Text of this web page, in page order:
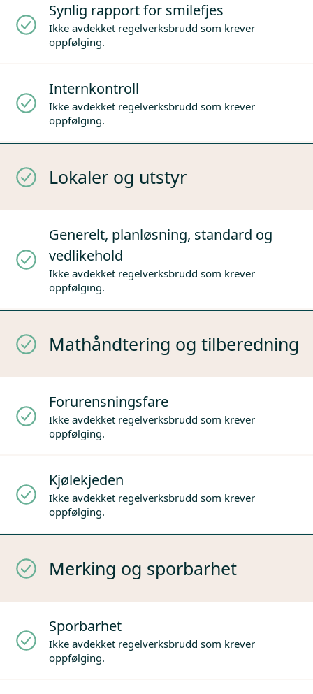
Synlig rapport for smilefjes
Ikke avdekket regelverksbrudd som krever
oppfølging.
Internkontroll
Ikke avdekket regelverksbrudd som krever
oppfølging.
Lokaler og utstyr
Generelt, planløsning, standard og
vedlikehold
Ikke avdekket regelverksbrudd som krever
oppfølging.
Mathåndtering og tilberedning
Forurensningsfare
Ikke avdekket regelverksbrudd som krever
oppfølging.
Kjølekjeden
Ikke avdekket regelverksbrudd som krever
oppfølging.
Merking og sporbarhet
Sporbarhet
Ikke avdekket regelverksbrudd som krever
oppfølging.